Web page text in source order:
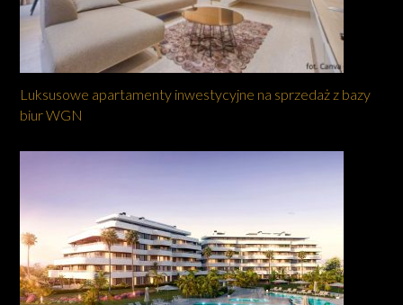
Luksusowe apartamenty inwestycyjne na sprzedaż z bazy
biur WGN